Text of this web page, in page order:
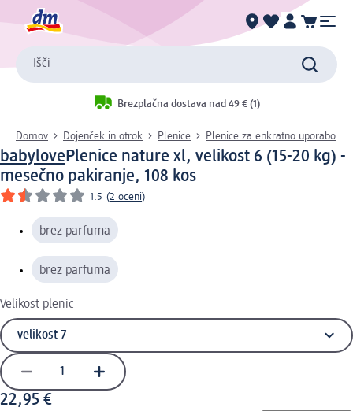
Išči
Brezplačna dostava nad 49 € (1)
Domov Dojenček in otrok Plenice Plenice za enkratno uporabo
babylovePlenice nature xl, velikost 6 (15-20 kg) -
mesečno pakiranje, 108 kos
1.5 (2 oceni)
brez parfuma
brez parfuma
Velikost plenic
22,95 €